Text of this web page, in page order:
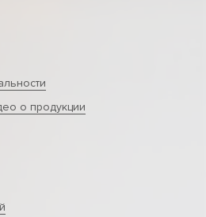
о продукции